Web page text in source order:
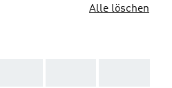
Alle löschen